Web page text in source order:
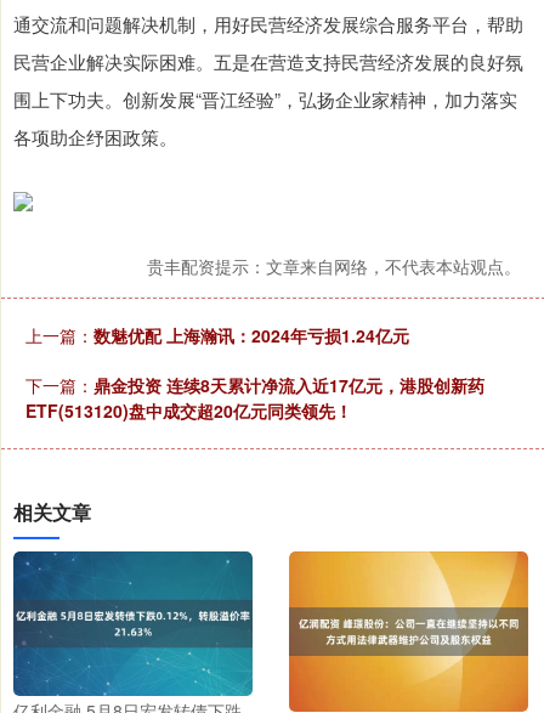
通交流和问题解决机制，用好民营经济发展综合服务平台，帮助
民营企业解决实际困难。五是在营造支持民营经济发展的良好氛
围上下功夫。创新发展“晋江经验”，弘扬企业家精神，加力落实
各项助企纾困政策。
贵丰配资提示：文章来自网络，不代表本站观点。
上一篇： 数魅优配 上海瀚讯：2024年亏损1.24亿元
下一篇： 鼎金投资 连续8天累计净流入近17亿元，港股创新药
ETF(513120)盘中成交超20亿元同类领先！
相关文章